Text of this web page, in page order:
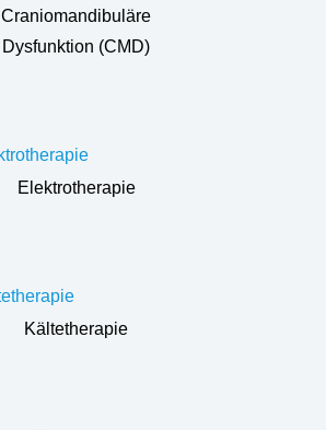
Craniomandibuläre
Dysfunktion (CMD)
Elektrotherapie
Kältetherapie